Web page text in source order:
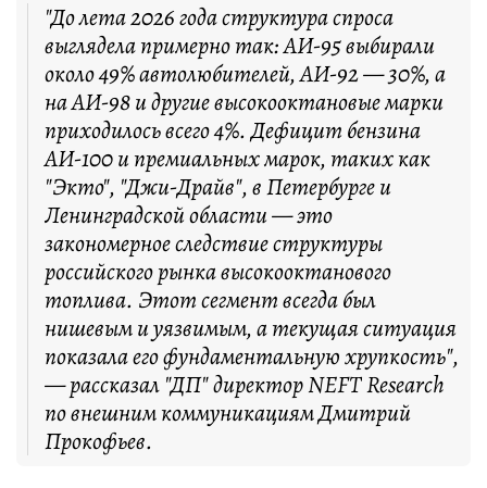
"До лета 2026 года структура спроса
выглядела примерно так: АИ-95 выбирали
около 49% автолюбителей, АИ-92 — 30%, а
на АИ-98 и другие высокооктановые марки
приходилось всего 4%. Дефицит бензина
АИ-100 и премиальных марок, таких как
"Экто", "Джи-Драйв", в Петербурге и
Ленинградской области — это
закономерное следствие структуры
российского рынка высокооктанового
топлива. Этот сегмент всегда был
нишевым и уязвимым, а текущая ситуация
показала его фундаментальную хрупкость",
— рассказал "ДП" директор NEFT Research
по внешним коммуникациям Дмитрий
Прокофьев.